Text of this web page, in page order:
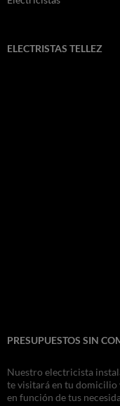
ELECTRISTAS TELLEZ
PRESUPUESTOS SIN
Nuestro electricista
te visitará en tu domicilio
en función de tus